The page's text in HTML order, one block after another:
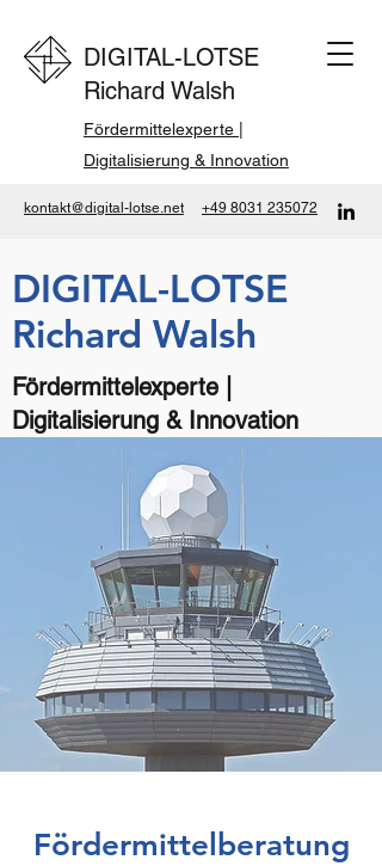
DIGITAL-LOTSE
Richard Walsh
Fördermittelexperte |
Digitalisierung & Innovation
kontakt@digital-lotse.net +49 8031 235072
DIGITAL-LOTSE
Richard Walsh
Fördermittelexperte |
Digitalisierung & Innovation
Fördermittelberatung